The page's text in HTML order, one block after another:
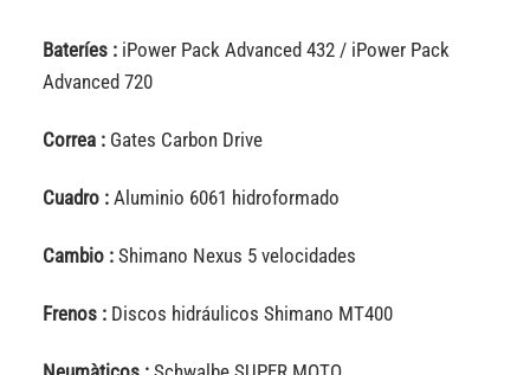
Bateríes : iPower Pack Advanced 432 / iPower Pack
Advanced 720
Correa : Gates Carbon Drive
Cuadro :Aluminio 6061 hidroformado
Cambio :Shimano Nexus 5 velocidades
Frenos : Discos hidráulicos Shimano MT400